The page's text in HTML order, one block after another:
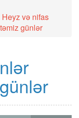
Heyz və nifas
günlər